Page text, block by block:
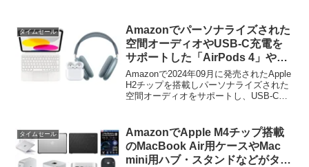
タイムセール
Amazonでパーソナライズされた
空間オーディオやUSB-C充電を
サポートした「AirPods 4」や
iPad (第10世代)用の「Magic
Keyboard Folio」などがセール
中。
Amazonで2024年09月に発売されたApple
H2チップを搭載しパーソナライズされた
空間オーディオをサポートし、USB-C充
や、USB-C充電式のAirPos Max、iPad
(第10世代)対応のMagic Keyboard Folioが
6~9%OFFとなっています。
タイムセール
AmazonでApple M4チップ搭載
のMacBook Air用ケースやMac
mini用ハブ・スタンドなどがタイ